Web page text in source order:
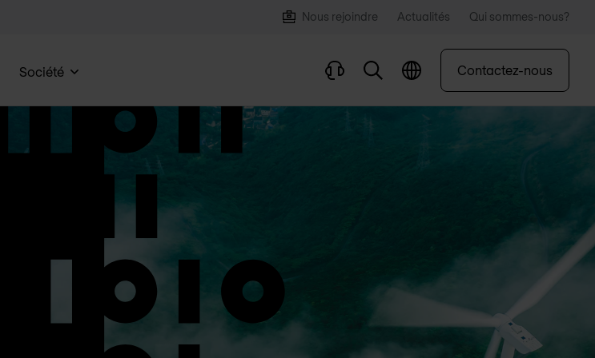
Nous rejoindre Actualités Qui sommes-nous?
Société Contactez-nous